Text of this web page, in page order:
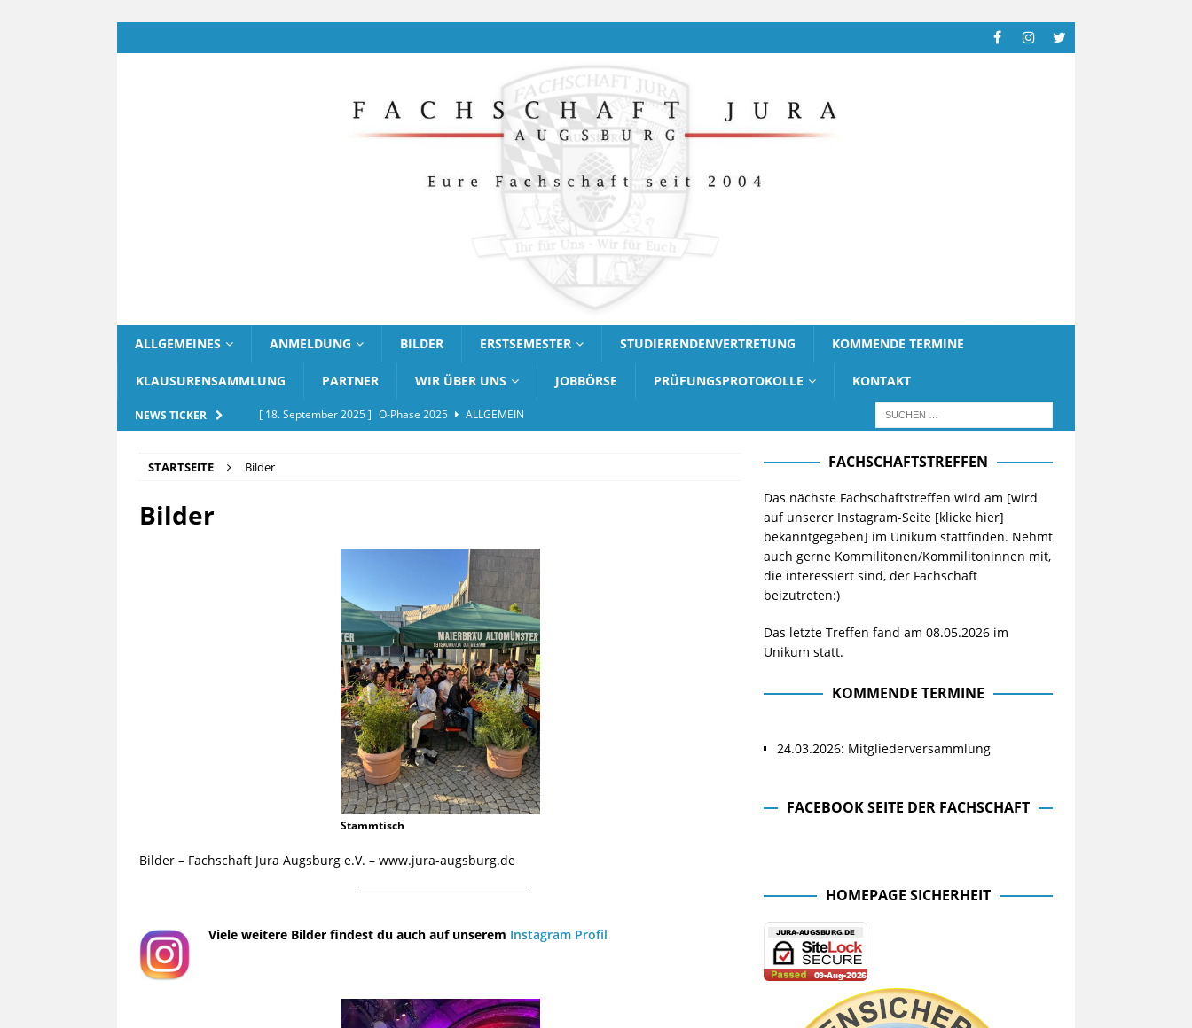
ALLGEMEINES ANMELDUNG BILDER ERSTSEMESTER STUDIERENDENVERTRETUNG KOMMENDE TERMINE
KLAUSURENSAMMLUNG PARTNER WIR ÜBER UNS JOBBÖRSE PRÜFUNGSPROTOKOLLE KONTAKT
NEWS TICKER [ 18. September 2025 ] O-Phase 2025
ALLGEMEIN
[ 20. September 2025 ]
STARTSEITE Bilder
Bilder
Stammtisch
Bilder – Fachschaft Jura Augsburg e.V. – www.jura-augsburg.de
¯¯¯¯¯¯¯¯¯¯¯¯¯¯¯¯¯¯¯¯¯¯¯¯¯¯¯¯¯¯¯¯¯¯¯¯¯¯
Viele weitere Bilder findest du auch auf unserem Instagram Profil
FACHSCHAFTSTREFFEN
Das nächste Fachschaftstreffen wird am [wird
auf unserer Instagram-Seite [klicke hier]
bekanntgegeben] im Unikum stattfinden. Nehmt
auch gerne Kommilitonen/Kommilitoninnen mit,
die interessiert sind, der Fachschaft
beizutreten:)
Das letzte Treffen fand am 08.05.2026 im
Unikum statt.
KOMMENDE TERMINE
24.03.2026: Mitgliederversammlung
FACEBOOK SEITE DER FACHSCHAFT
HOMEPAGE SICHERHEIT